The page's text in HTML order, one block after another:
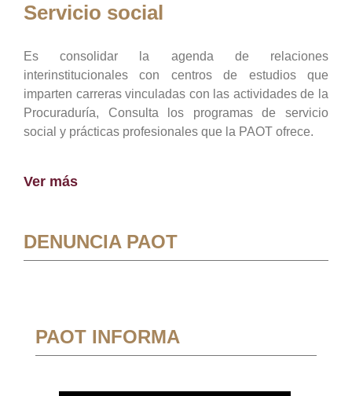
Servicio social
Es consolidar la agenda de relaciones
interinstitucionales con centros de estudios que
imparten carreras vinculadas con las actividades de la
Procuraduría, Consulta los programas de servicio
social y prácticas profesionales que la PAOT ofrece.
Ver más
DENUNCIA PAOT
PAOT INFORMA